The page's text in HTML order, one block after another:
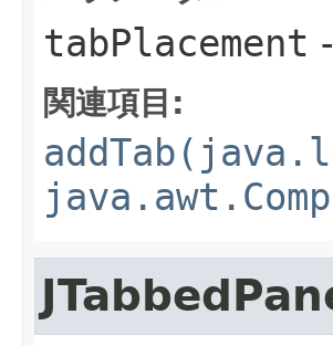
tabPlacement
関連項目: